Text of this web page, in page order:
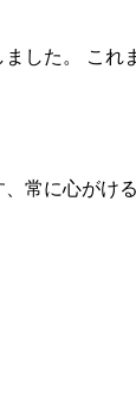
した。 こ
常に心がけ